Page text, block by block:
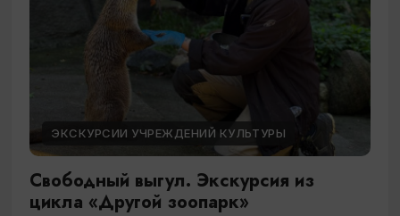
ЭКСКУРСИИ УЧРЕЖДЕНИЙ КУЛЬТУРЫ
Свободный выгул. Экскурсия из
цикла «Другой зоопарк»